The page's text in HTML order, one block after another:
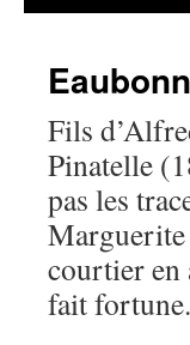
Fils
Pinatelle
pas les
courtier en
fait fortune.